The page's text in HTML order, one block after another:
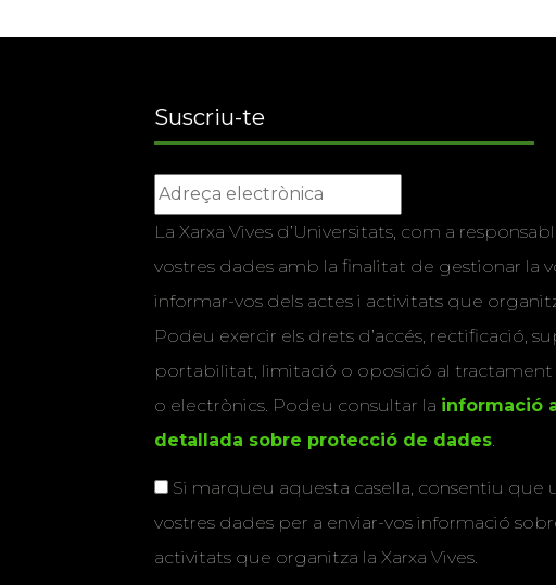
Suscriu-te
La Xarxa Vives d’Universitats, com a
vostres dades amb la finalitat de gestionar la
informar-vos dels actes i activitats que
Podeu exercir els drets d’accés, rectificació,
portabilitat, limitació o oposició al tractament
o electrònics. Podeu consultar la informació
detallada sobre protecció de dades
Si marqueu aquesta casella, consentiu que
vostres dades per a enviar-vos informació
activitats que organitza la Xarxa Vives.